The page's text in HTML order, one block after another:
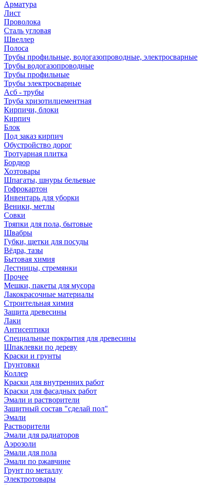
Арматура
Лист
Проволока
Сталь угловая
Швеллер
Полоса
Трубы профильные, водогазопроводные, электросварные
Трубы водогазопроводные
Трубы профильные
Трубы электросварные
Асб - трубы
Труба хризотилцементная
Кирпичи, блоки
Кирпич
Блок
Под заказ кирпич
Обустройство дорог
Тротуарная плитка
Бордюр
Хозтовары
Шпагаты, шнуры бельевые
Гофрокартон
Инвентарь для уборки
Веники, метлы
Совки
Тряпки для пола, бытовые
Швабры
Губки, щетки для посуды
Вёдра, тазы
Бытовая химия
Лестницы, стремянки
Прочее
Мешки, пакеты для мусора
Лакокрасочные материалы
Строительная химия
Защита древесины
Лаки
Антисептики
Специальные покрытия для древесины
Шпаклевки по дереву
Краски и грунты
Грунтовки
Коллер
Краски для внутренних работ
Краски для фасадных работ
Эмали и растворители
Защитный состав "сделай пол"
Эмали
Растворители
Эмали для радиаторов
Аэрозоли
Эмали для пола
Эмали по ржавчине
Грунт по металлу
Электротовары